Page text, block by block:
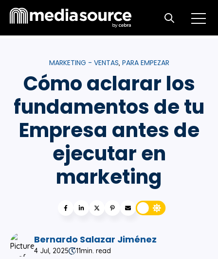
Open
Open search
MARKETING - VENTAS, PARA EMPEZAR
Cómo aclarar los
fundamentos de tu
Empresa antes de
ejecutar en
marketing
Bernardo Salazar Jiménez
4 Jul, 2025 11min. read